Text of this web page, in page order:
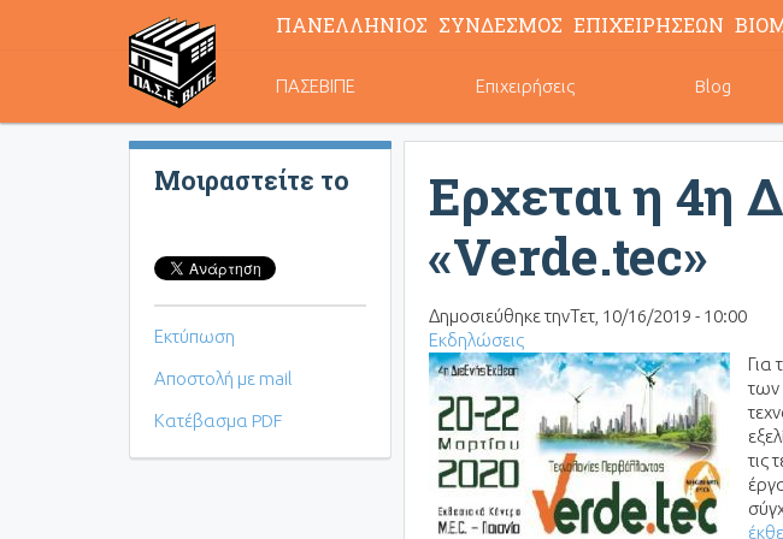
ΠΑΝΕΛΛΗΝΙΟΣ ΣΥΝΔΕΣΜΟΣ ΕΠΙΧΕΙΡΗΣΕΩΝ
Κεντρική
πλοήγηση
ΠΑΣΕΒΙΠΕ Επιχειρήσεις Blog
Μοιραστείτε το
Εκτύπωση
Αποστολή με mail
Κατέβασμα PDF
Ερχεται η 4η
«Verde.tec»
Δημοσιεύθηκε τηνΤετ, 10/16/2019 - 10:00
Εκδηλώσεις
Για
των
τις